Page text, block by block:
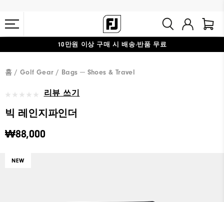
10만원 이상 구매 시 배송·반품 무료
홈 Golf Gear Bags ─ Shoes & Travel
리뷰 쓰기
빅 레인지파인더
₩88,000
NEW